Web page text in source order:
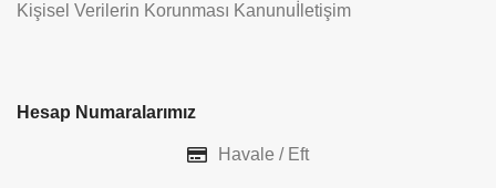
Kişisel Verilerin Korunması Kanunu İletişim
Hesap Numaralarımız
Havale / Eft